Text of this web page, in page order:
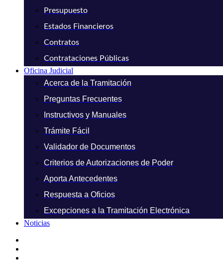
Presupuesto
Estados Financieros
Contratos
Contrataciones Públicas
Oficina Judicial
Acerca de la Tramitación
Preguntas Frecuentes
Instructivos y Manuales
Trámite Fácil
Validador de Documentos
Criterios de Autorizaciones de Poder
Aporta Antecedentes
Respuesta a Oficios
Excepciones a la Tramitación Electrónica
Noticias